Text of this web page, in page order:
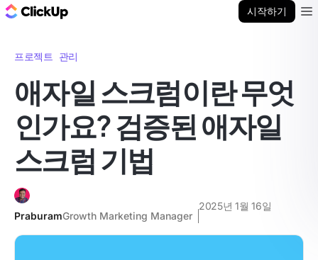
시작하기
프로젝트 관리
애자일 스크럼이란 무엇
인가요? 검증된 애자일
스크럼 기법
PraburamGrowth Marketing Manager
2025년 1월 16일